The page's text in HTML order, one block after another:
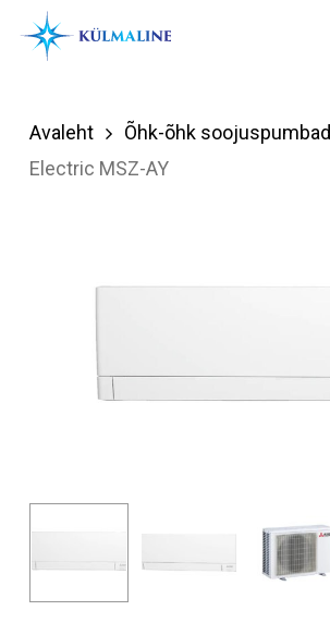
content
Avaleht Õhk-õhk soojuspumbad
Electric MSZ-AY